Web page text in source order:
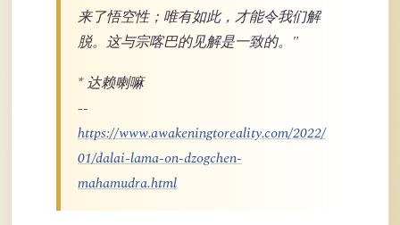
来了悟空性；唯有如此，才能令我们解
脱。这与宗喀巴的见解是一致的。"
* 达赖喇嘛
--
https://www.awakeningtoreality.com/2022/
01/dalai-lama-on-dzogchen-
mahamudra.html